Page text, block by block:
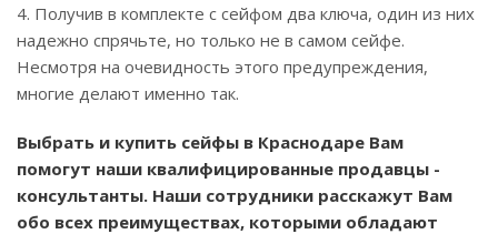
4. Получив в комплекте с сейфом два ключа, один из них
надежно спрячьте, но только не в самом сейфе.
Несмотря на очевидность этого предупреждения,
многие делают именно так.
Выбрать и купить сейфы в Краснодаре Вам
помогут наши квалифицированные продавцы -
консультанты. Наши сотрудники расскажут Вам
обо всех преимуществах, которыми обладают